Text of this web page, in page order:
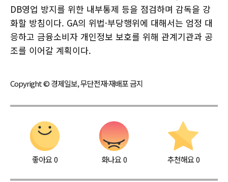
DB영업 방지를 위한 내부통제 등을 점검하며 감독을 강
화할 방침이다. GA의 위법·부당행위에 대해서는 엄정 대
응하고 금융소비자 개인정보 보호를 위해 관계기관과 공
조를 이어갈 계획이다.
Copyright © 경제일보, 무단전재·재배포 금지
좋아요0 화나요0 추천해요 0